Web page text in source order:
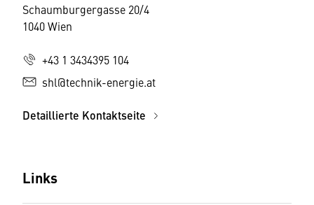
Schaumburgergasse 20/4
1040 Wien
+43 1 3434395 104
shl@technik-energie.at
Detaillierte Kontaktseite
Links